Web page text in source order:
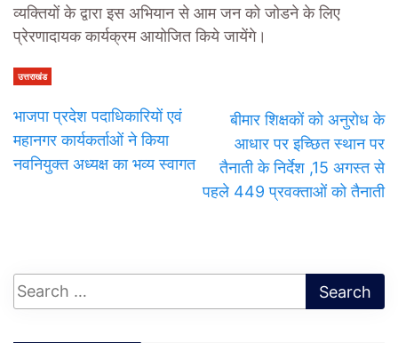
व्यक्तियों के द्वारा इस अभियान से आम जन को जोडने के लिए
प्रेरणादायक कार्यक्रम आयोजित किये जायेंगे।
उत्तराखंड
भाजपा प्रदेश पदाधिकारियों एवं
महानगर कार्यकर्ताओं ने किया
नवनियुक्त अध्यक्ष का भव्य स्वागत
बीमार शिक्षकों को अनुरोध के
आधार पर इच्छित स्थान पर
तैनाती के निर्देश ,15 अगस्त से
पहले 449 प्रवक्ताओं को तैनाती